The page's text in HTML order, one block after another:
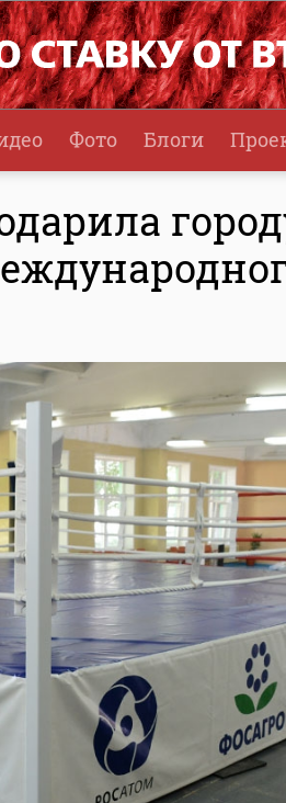
Фото Блоги